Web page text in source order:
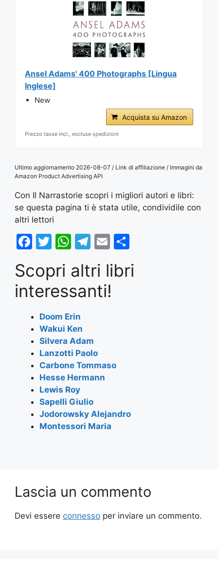
Ansel Adams' 400 Photographs [Lingua
Inglese]
New
Acquista su Amazon
Prezzo tasse incl., escluse spedizioni
Ultimo aggiornamento 2026-08-07 / Link di affiliazione / Immagini da
Amazon Product Advertising API
Con Il Narrastorie scopri i migliori autori e libri:
se questa pagina ti è stata utile, condividile con
altri lettori
F
c
e
b
o
o
k
T
itt
er
W
at
s
A
p
p
T
e
gr
a
E
ai
l
ar
Scopri altri libri
interessanti!
Doom Erin
Wakui Ken
Silvera Adam
Lanzotti Paolo
Carbone Tommaso
Hesse Hermann
Lewis Roy
Sapelli Giulio
Jodorowsky Alejandro
Montessori Maria
Lascia un commento
Devi essere connesso per inviare un commento.